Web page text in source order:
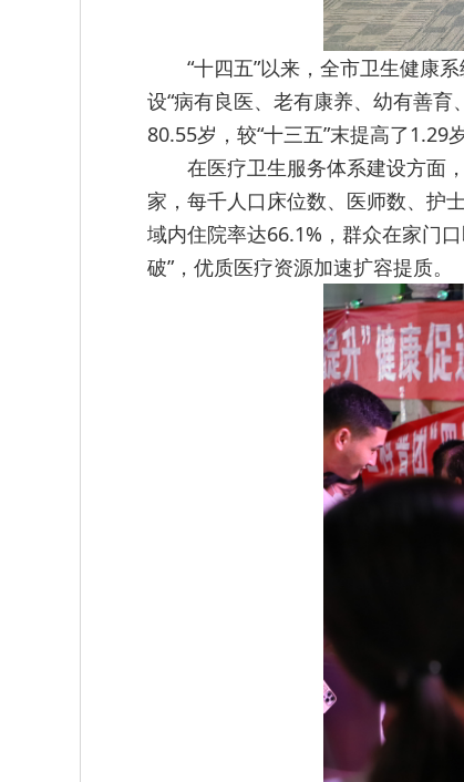
“十四五”以来，全市卫生健康
设“病有良医、老有康养、幼有善
80.55岁，较“十三五”末提高了1.29
在医疗卫生服务体系建设方面
家，每千人口床位数、医师数、护
域内住院率达66.1%，群众在家门
破”，优质医疗资源加速扩容提质。